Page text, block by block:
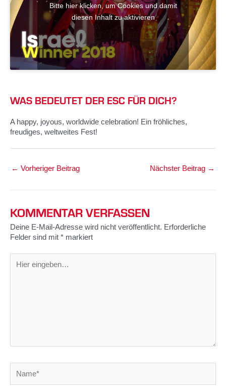
Bitte hier klicken, um Cookies und damit
diesen Inhalt zu aktivieren
WAS BEDEUTET DER ESC FÜR DICH?
A happy, joyous, worldwide celebration! Ein fröhliches,
freudiges, weltweites Fest!
← Vorheriger Beitrag Nächster Beitrag →
KOMMENTAR VERFASSEN
Deine E-Mail-Adresse wird nicht veröffentlicht. Erforderliche
Felder sind mit * markiert
eingeben…